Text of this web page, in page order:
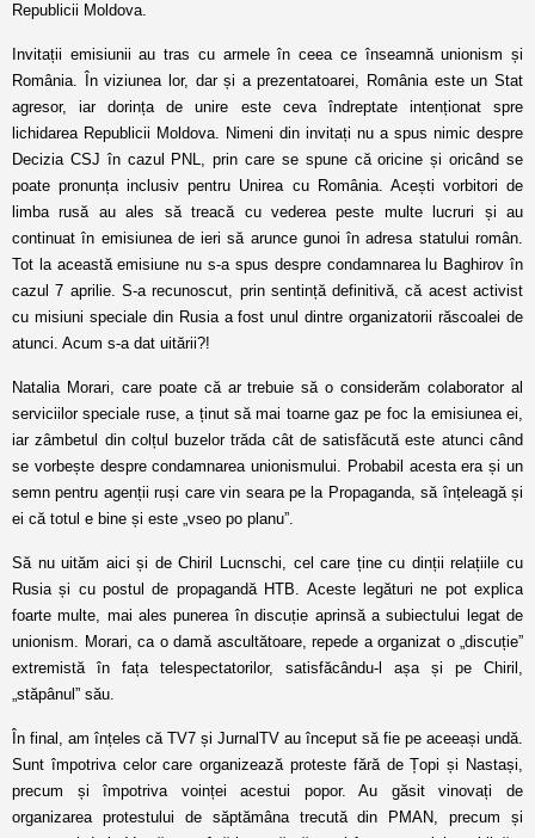
Republicii Moldova.
Invitații emisiunii au tras cu armele în ceea ce înseamnă unionism și
România. În viziunea lor, dar și a prezentatoarei, România este un Stat
agresor, iar dorința de unire este ceva îndreptate intenționat spre
lichidarea Republicii Moldova. Nimeni din invitați nu a spus nimic despre
Decizia CSJ în cazul PNL, prin care se spune că oricine și oricând se
poate pronunța inclusiv pentru Unirea cu România. Acești vorbitori de
limba rusă au ales să treacă cu vederea peste multe lucruri și au
continuat în emisiunea de ieri să arunce gunoi în adresa statului român.
Tot la această emisiune nu s-a spus despre condamnarea lu Baghirov în
cazul 7 aprilie. S-a recunoscut, prin sentință definitivă, că acest activist
cu misiuni speciale din Rusia a fost unul dintre organizatorii răscoalei de
atunci. Acum s-a dat uitării?!
Natalia Morari, care poate că ar trebuie să o considerăm colaborator al
serviciilor speciale ruse, a ținut să mai toarne gaz pe foc la emisiunea ei,
iar zâmbetul din colțul buzelor trăda cât de satisfăcută este atunci când
se vorbește despre condamnarea unionismului. Probabil acesta era și un
semn pentru agenții ruși care vin seara pe la Propaganda, să înțeleagă și
ei că totul e bine și este „vseo po planu”.
Să nu uităm aici și de Chiril Lucnschi, cel care ține cu dinții relațiile cu
Rusia și cu postul de propagandă HTB. Aceste legături ne pot explica
foarte multe, mai ales punerea în discuție aprinsă a subiectului legat de
unionism. Morari, ca o damă ascultătoare, repede a organizat o „discuție”
extremistă în fața telespectatorilor, satisfăcându-l așa și pe Chiril,
„stăpânul” său.
În final, am înțeles că TV7 și JurnalTV au început să fie pe aceeași undă.
Sunt împotriva celor care organizează proteste fără de Țopi și Nastași,
precum și împotriva voinței acestui popor. Au găsit vinovați de
organizarea protestului de săptămâna trecută din PMAN, precum și